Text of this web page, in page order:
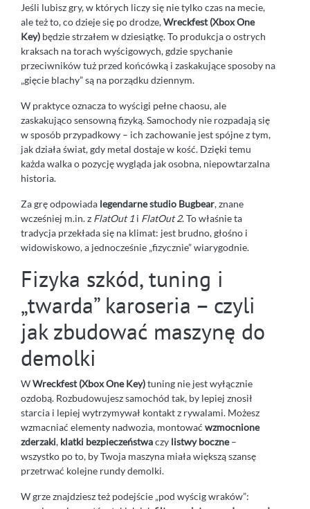
Jeśli lubisz gry, w których liczy się nie tylko czas na mecie,
ale też to, co dzieje się po drodze,Wreckfest (Xbox One
Key) będzie strzałem w dziesiątkę. To produkcja o ostrych
kraksach na torach wyścigowych, gdzie spychanie
przeciwników tuż przed końcówką i zaskakujące sposoby na
„gięcie blachy” są na porządku dziennym.
W praktyce oznacza to wyścigi pełne chaosu, ale
zaskakująco sensowną fizyką. Samochody nie rozpadają się
w sposób przypadkowy – ich zachowanie jest spójne z tym,
jak działa świat, gdy metal dostaje w kość. Dzięki temu
każda walka o pozycję wygląda jak osobna, niepowtarzalna
historia.
Za grę odpowiada legendarne studio Bugbear, znane
wcześniej m.in. z FlatOut 1 i FlatOut 2. To właśnie ta
tradycja przekłada się na klimat: jest brudno, głośno i
widowiskowo, a jednocześnie „fizycznie” wiarygodnie.
Fizyka szkód, tuning i
„twarda” karoseria – czyli
jak zbudować maszynę do
demolki
WWreckfest (Xbox One Key)tuning nie jest wyłącznie
ozdobą. Rozbudowujesz samochód tak, by lepiej znosił
starcia i lepiej wytrzymywał kontakt z rywalami. Możesz
wzmacniać elementy nadwozia, montować wzmocnione
zderzaki, klatki bezpieczeństwaczy listwy boczne–
wszystko po to, by Twoja maszyna miała większą szansę
przetrwać kolejne rundy demolki.
W grze znajdziesz też podejście „pod wyścig wraków”: